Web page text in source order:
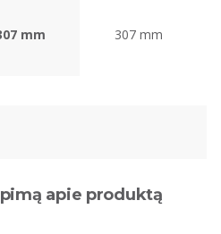
mm 307 mm
apie produktą